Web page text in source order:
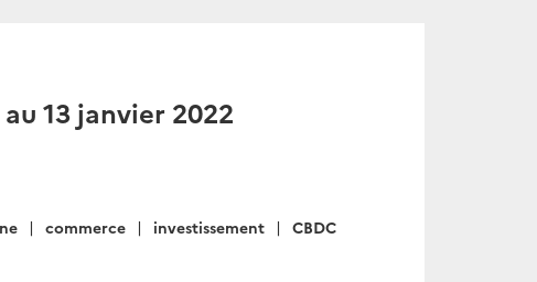
13 janvier 2022
commerce investissement CBDC